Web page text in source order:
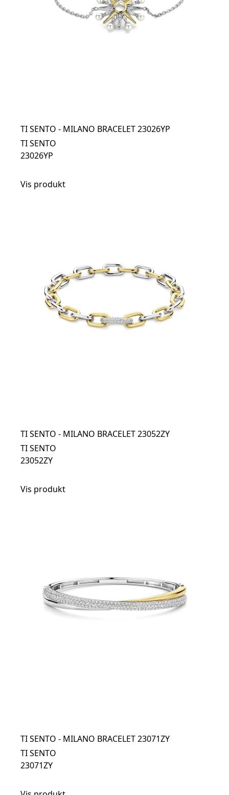
TI SENTO - MILANO BRACELET 23026YP
TI SENTO
23026YP
Vis produkt
TI SENTO - MILANO BRACELET 23052ZY
TI SENTO
23052ZY
Vis produkt
TI SENTO - MILANO BRACELET 23071ZY
TI SENTO
23071ZY